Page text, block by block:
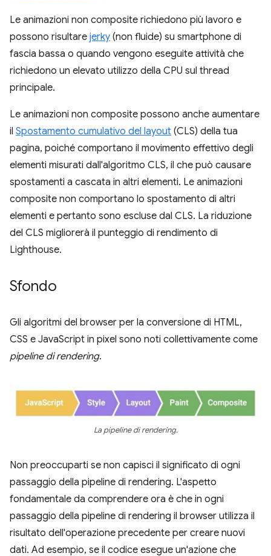
Le animazioni non composite richiedono più lavoro e
possono risultare jerky (non fluide) su smartphone di
fascia bassa o quando vengono eseguite attività che
richiedono un elevato utilizzo della CPU sul thread
principale.
Le animazioni non composite possono anche aumentare
il Spostamento cumulativo del layout (CLS) della tua
pagina, poiché comportano il movimento effettivo degli
elementi misurati dall'algoritmo CLS, il che può causare
spostamenti a cascata in altri elementi. Le animazioni
composite non comportano lo spostamento di altri
elementi e pertanto sono escluse dal CLS. La riduzione
del CLS migliorerà il punteggio di rendimento di
Lighthouse.
Sfondo
Gli algoritmi del browser per la conversione di HTML,
CSS e JavaScript in pixel sono noti collettivamente come
pipeline di rendering.
La pipeline di rendering.
Non preoccuparti se non capisci il significato di ogni
passaggio della pipeline di rendering. L'aspetto
fondamentale da comprendere ora è che in ogni
passaggio della pipeline di rendering il browser utilizza il
risultato dell'operazione precedente per creare nuovi
dati. Ad esempio, se il codice esegue un'azione che